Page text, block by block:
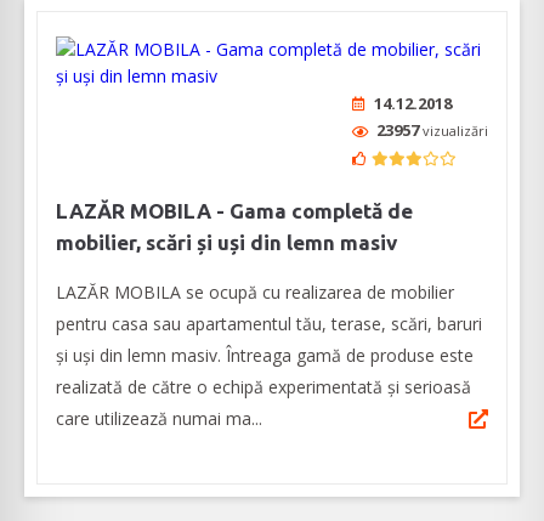
14.12.2018
23957vizualizări
LAZĂR MOBILA - Gama completă de
mobilier, scări și uși din lemn masiv
LAZĂR MOBILA se ocupă cu realizarea de mobilier
pentru casa sau apartamentul tău, terase, scări, baruri
și uși din lemn masiv. Întreaga gamă de produse este
realizată de către o echipă experimentată și serioasă
care utilizează numai ma...